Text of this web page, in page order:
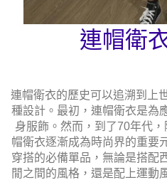
連帽衛
連帽衛衣的歷史可以追溯到上
種設計。最初，連帽衛衣是為
身服飾。然而，到了70年代
帽衛衣逐漸成為時尚界的重要
穿搭的必備單品，無論是搭配
閒之間的風格，還是配上運動